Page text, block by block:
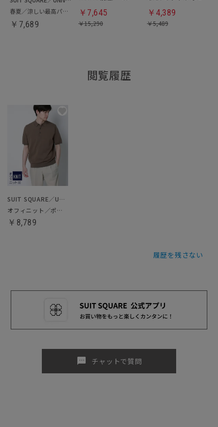
春夏／涼しい最高パンツ
￥ 7,689
￥ 7,645
￥15,290
￥ 4,389
￥5,489
閲覧履歴
SUIT SQUARE／UNIVERSAL LANGUAGE
オフィニット／ポロシャツ
￥8,789
履歴を残さない
sms チャットで質問